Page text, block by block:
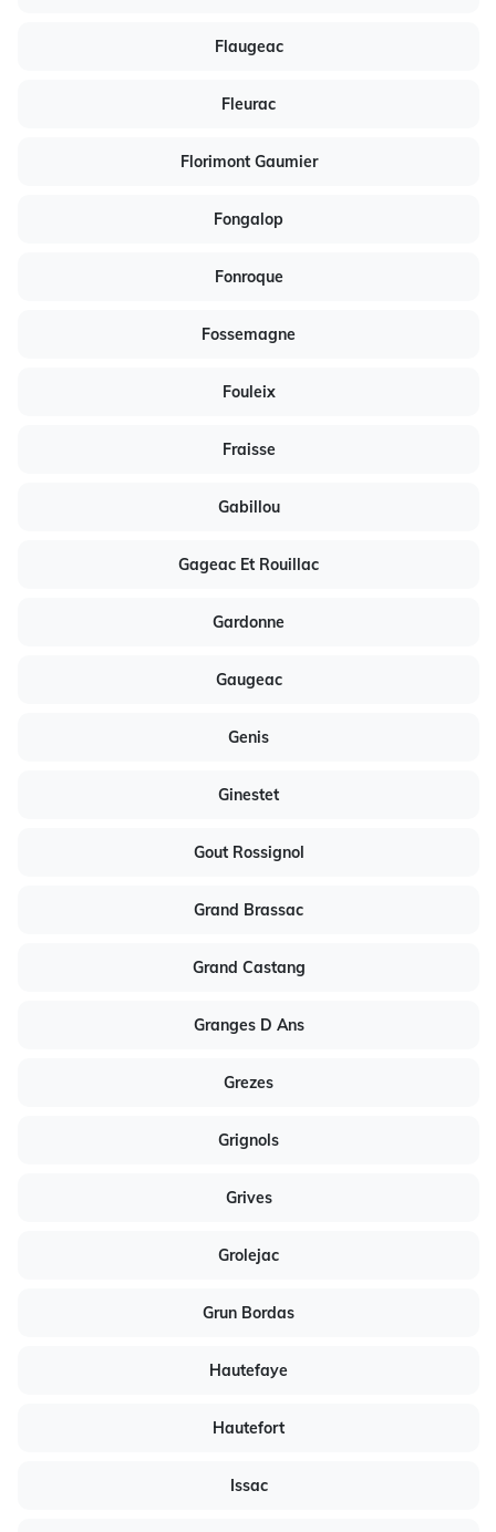
Flaugeac
Fleurac
Florimont Gaumier
Fongalop
Fonroque
Fossemagne
Fouleix
Fraisse
Gabillou
Gageac Et Rouillac
Gardonne
Gaugeac
Genis
Ginestet
Gout Rossignol
Grand Brassac
Grand Castang
Granges D Ans
Grezes
Grignols
Grives
Grolejac
Grun Bordas
Hautefaye
Hautefort
Issac